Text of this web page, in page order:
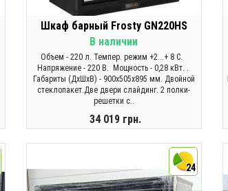
Шкаф барный Frosty GN220HS
В наличии
Объем - 220 л. Темпер. режим +2...+ 8 С.
Напряжение - 220 В. Мощность - 0,28 кВт. .
Габариты (ДхШхВ) - 900х505х895 мм. Двойной
стеклопакет.Две двери слайдинг. 2 полки-
решетки с..
34 019 грн.
24